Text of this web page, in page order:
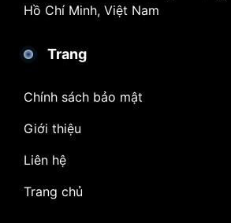
Hồ Chí Minh, Việt Nam
Trang
Chính sách bảo mật
Giới thiệu
Liên hệ
Trang chủ